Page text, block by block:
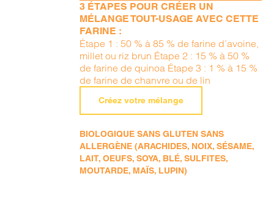
3 ÉTAPES POUR CRÉER UN
MÉLANGE TOUT-USAGE AVEC CETTE
FARINE :
Étape 1 : 50 % à 85 % de farine d’avoine,
millet ou riz brun Étape 2 : 15 % à 50 %
de farine de quinoa Étape 3 : 1 % à 15 %
de farine de chanvre ou de lin
Créez votre mélange
BIOLOGIQUE SANS GLUTEN SANS
ALLERGÈNE (ARACHIDES, NOIX, SÉSAME,
LAIT, OEUFS, SOYA, BLÉ, SULFITES,
MOUTARDE, MAÏS, LUPIN)